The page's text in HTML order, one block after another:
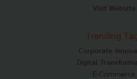
Visit Website
Trending
Corporate
Digital
E-Commerce